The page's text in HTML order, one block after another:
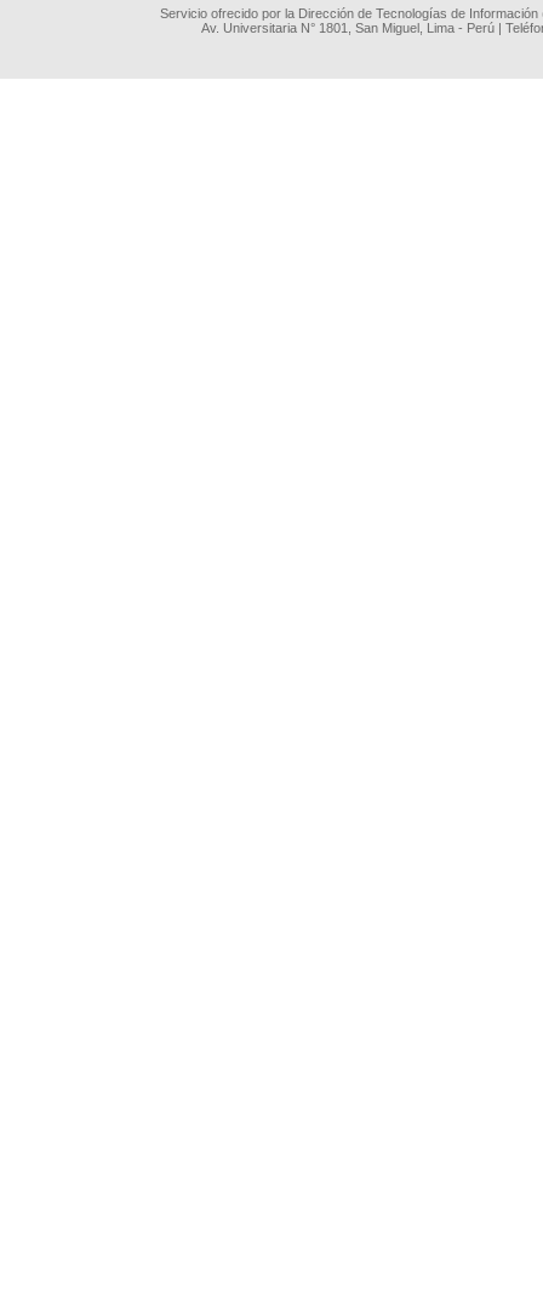
Servicio ofrecido por la Dirección de Tecnologías de
Av. Universitaria N° 1801, San Miguel, Lima - Perú |